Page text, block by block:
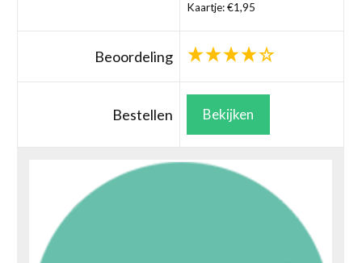
Kaartje: €1,95
Beoordeling
Bestellen Bekijken